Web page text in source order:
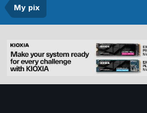
My pix